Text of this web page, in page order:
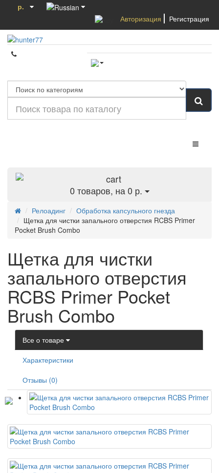
р.
Авторизация
Регистрация
0 товаров, на 0 р.
Релоадинг
Обработка капсульного гнезда
Щетка для чистки запального отверстия RCBS Primer
Pocket Brush Combo
Щетка для чистки
запального отверстия
RCBS Primer Pocket
Brush Combo
Все о товаре
Характеристики
Отзывы (0)